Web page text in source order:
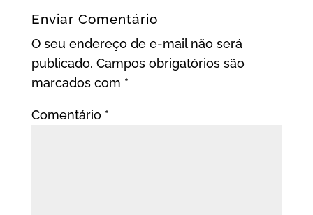
Enviar Comentário
O seu endereço de e-mail não será
publicado. Campos obrigatórios são
marcados com *
Comentário *